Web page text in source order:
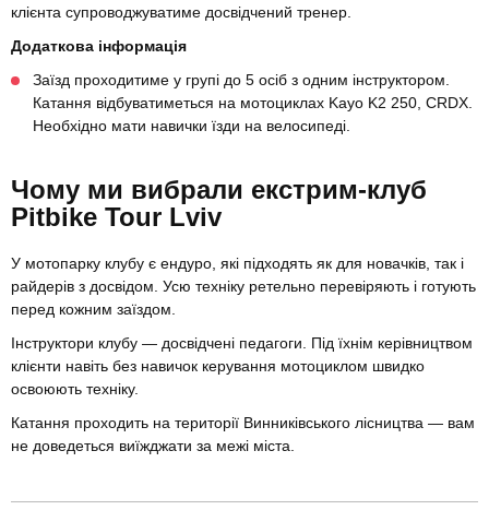
клієнта супроводжуватиме досвідчений тренер.
Додаткова інформація
Заїзд проходитиме у групі до 5 осіб з одним інструктором.
Катання відбуватиметься на мотоциклах Kayo K2 250, CRDX.
Необхідно мати навички їзди на велосипеді.
Чому ми вибрали екстрим-клуб
Pitbike Tour Lviv
У мотопарку клубу є ендуро, які підходять як для новачків, так і
райдерів з досвідом. Усю техніку ретельно перевіряють і готують
перед кожним заїздом.
Інструктори клубу — досвідчені педагоги. Під їхнім керівництвом
клієнти навіть без навичок керування мотоциклом швидко
освоюють техніку.
Катання проходить на території Винниківського лісництва — вам
не доведеться виїжджати за межі міста.